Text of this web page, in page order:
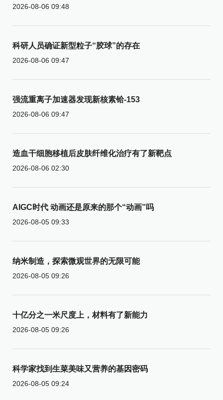
2026-08-06 09:48
科研人员确证新型粒子“胶球”的存在
2026-08-06 09:47
强流重离子加速器发现新核素铪-153
2026-08-06 09:47
造血干细胞移植后皮肤纤维化治疗有了新靶点
2026-08-06 02:30
AIGC时代 动画还是原来的那个“动画”吗
2026-08-05 09:33
纳米制造，探索微观世界的无限可能
2026-08-05 09:26
十亿分之一米尺度上，材料有了新能力
2026-08-05 09:26
科学家找到生菜美味又营养的基因密码
2026-08-05 09:24